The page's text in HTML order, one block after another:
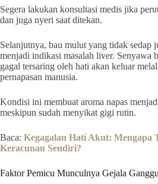
Segera lakukan konsultasi medis jika
dan juga nyeri saat ditekan.
Selanjutnya, bau mulut yang tidak sedap
menjadi indikasi masalah liver. Senyawa
gagal tersaring oleh hati akan keluar
pernapasan manusia.
Kondisi ini membuat aroma napas
meskipun sudah menyikat gigi rutin.
Baca: Kegagalan Hati Akut: Mengapa
Keracunan Sendiri?
Faktor Pemicu Munculnya Gejala